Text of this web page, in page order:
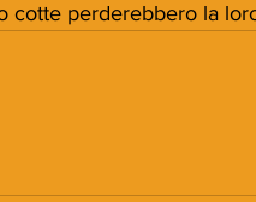
cotte perderebbero la